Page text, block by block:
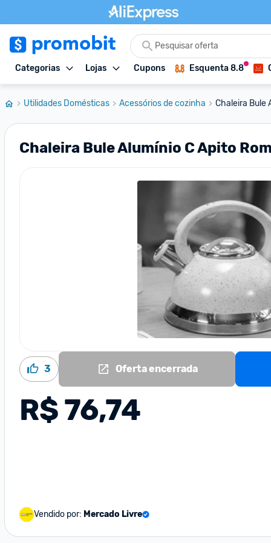
Categorias Lojas Cupons Esquenta 8.8
Utilidades Domésticas Acessórios de cozinha Chaleira Bule
Chaleira Bule Alumínio C Apito
3 Oferta encerrada
R$ 76,74
Vendido por: Mercado Livre